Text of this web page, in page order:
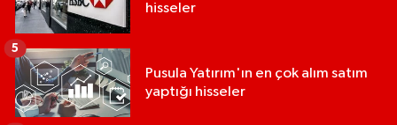
hisseler
Pusula Yatırım'ın en çok alım satım
yaptığı hisseler
5